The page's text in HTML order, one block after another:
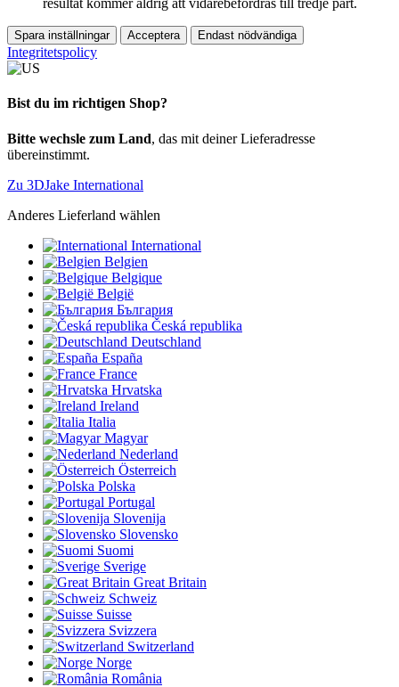
resultat kommer aldrig att vidarebefordras till tredje part.
Spara inställningar Acceptera Endast nödvändiga
Integritetspolicy
Bist du im richtigen Shop?
Bitte wechsle zum Land, das mit deiner Lieferadresse
übereinstimmt.
Zu 3DJake International
Anderes Lieferland wählen
International
Belgien
Belgique
België
България
Česká republika
Deutschland
España
France
Hrvatska
Ireland
Italia
Magyar
Nederland
Österreich
Polska
Portugal
Slovenija
Slovensko
Suomi
Sverige
Great Britain
Schweiz
Suisse
Svizzera
Switzerland
Norge
România